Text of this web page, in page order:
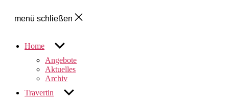
menü schließen
Home
untermenü
Angebote
Aktuelles
Archiv
Travertin
untermenü